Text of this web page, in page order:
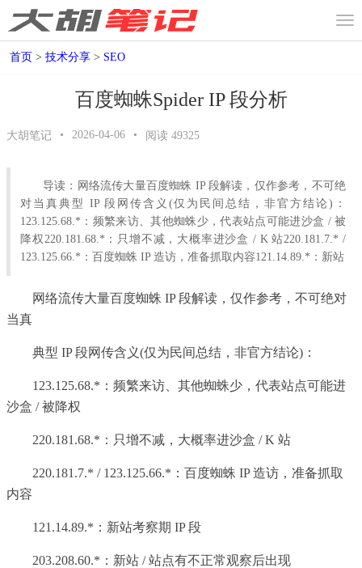
首页 > 技术分享 > SEO
百度蜘蛛Spider IP 段分析
大胡笔记 • 2026-04-06 • 阅读 49325
导读：网络流传大量百度蜘蛛 IP 段解读，仅作参考，不可绝
对当真典型 IP 段网传含义(仅为民间总结，非官方结论)：
123.125.68.*：频繁来访、其他蜘蛛少，代表站点可能进沙盒 / 被
降权220.181.68.*：只增不减，大概率进沙盒 / K 站220.181.7.* /
123.125.66.*：百度蜘蛛 IP 造访，准备抓取内容121.14.89.*：新站
网络流传大量百度蜘蛛 IP 段解读，仅作参考，不可绝对
当真
典型 IP 段网传含义(仅为民间总结，非官方结论)：
123.125.68.*：频繁来访、其他蜘蛛少，代表站点可能进
沙盒 / 被降权
220.181.68.*：只增不减，大概率进沙盒 / K 站
220.181.7.* / 123.125.66.*：百度蜘蛛 IP 造访，准备抓取
内容
121.14.89.*：新站考察期 IP 段
203.208.60.*：新站 / 站点有不正常观察后出现